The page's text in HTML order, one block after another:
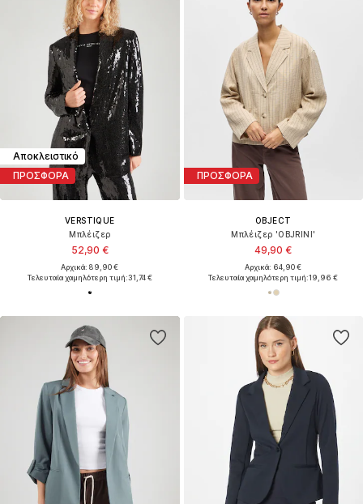
Αποκλειστικό
ΠΡΟΣΦΟΡΑ
VERSTIQUE
Μπλέιζερ
52,90 €
Αρχικά: 89,90 €
Τελευταία χαμηλότερη τιμή:31,74 €
ΠΡΟΣΦΟΡΑ
OBJECT
Μπλέιζερ 'OBJRINI'
49,90 €
Αρχικά: 64,90 €
Τελευταία χαμηλότερη τιμή:19,96 €